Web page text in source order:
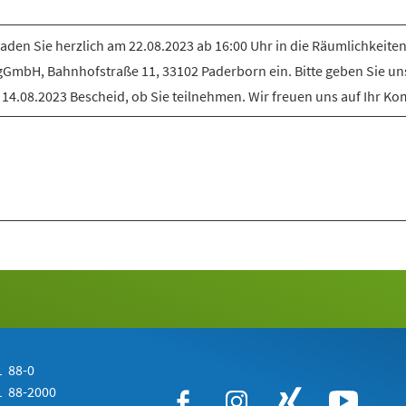
Sie herzlich am 22.08.2023 ab 16:00 Uhr in die
Bahnhofstraße 11, 33102 Paderborn ein. Bitte geben Sie
Bescheid, ob Sie teilnehmen. Wir freuen uns auf Ihr
88-0
88-2000